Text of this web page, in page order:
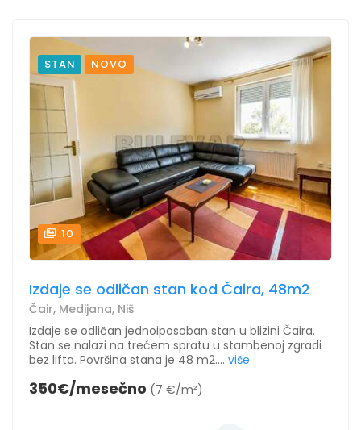
STAN NOVO
10
Izdaje se odličan stan kod Čaira, 48m2
Čair, Medijana, Niš
Izdaje se odličan jednoiposoban stan u blizini Čaira.
Stan se nalazi na trećem spratu u stambenoj zgradi
bez lifta. Površina stana je 48 m2.... više
350€/mesečno (7 €/m²)